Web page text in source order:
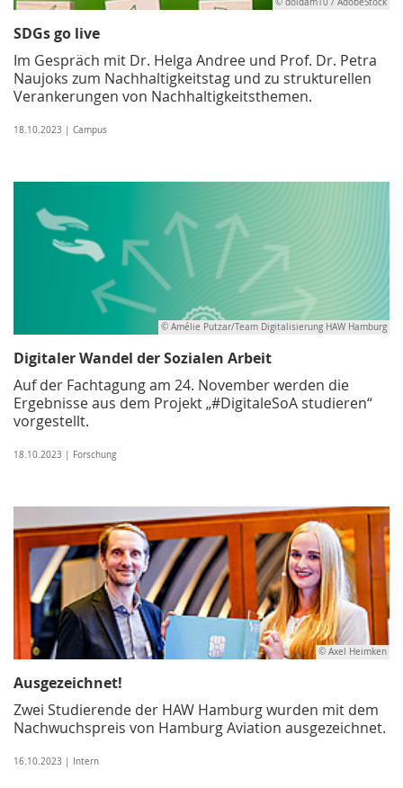
SDGs go live
Im Gespräch mit Dr. Helga Andree und Prof. Dr. Petra
Naujoks zum Nachhaltigkeitstag und zu strukturellen
Verankerungen von Nachhaltigkeitsthemen.
18.10.2023 | Campus
© Amélie Putzar/Team Digitalisierung HAW Hamburg
Digitaler Wandel der Sozialen Arbeit
Auf der Fachtagung am 24. November werden die
Ergebnisse aus dem Projekt „#DigitaleSoA studieren“
vorgestellt.
18.10.2023 | Forschung
© Axel Heimken
Ausgezeichnet!
Zwei Studierende der HAW Hamburg wurden mit dem
Nachwuchspreis von Hamburg Aviation ausgezeichnet.
16.10.2023 | Intern